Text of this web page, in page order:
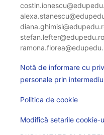
stefan.lefter@edupedu.ro
Notă de informare cu
personale prin
Politica de cookie
Modifică setarile cookie-